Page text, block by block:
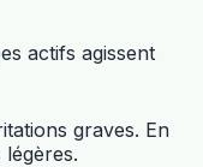
actifs agissent
graves. En